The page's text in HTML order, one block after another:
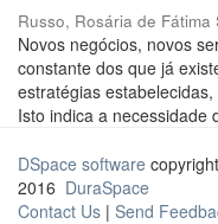
Russo, Rosária de Fátima
Novos negócios, novos
constante dos que já
estratégias
Isto indica a necessidade
DSpace software
2016 DuraSpace
Contact Us | Send